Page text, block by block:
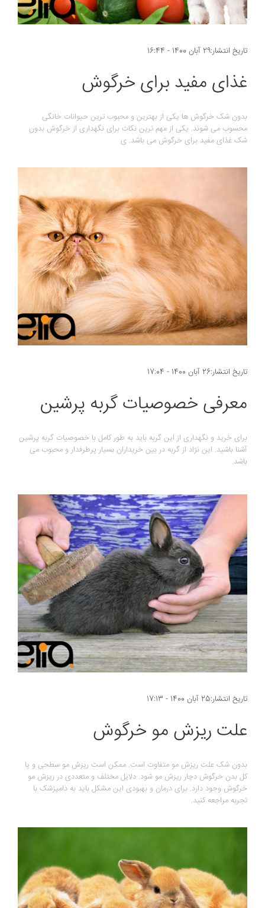
تاریخ انتشار:29 آبان 1400 - 16:44
غذای مفید برای خرگوش
بدون شک خرگوش ها یکی از بهترین و محبوب ترین حیوانات خانگی
محسوب می شوند. یکی از مهم ترین نکات برای نگهداری از خرگوش بدون
شک غذای مفید برای خرگوش می باشد. ی
تاریخ انتشار:26 آبان 1400 - 17:04
معرفی خصوصیات گربه پرشین
برای خرید و نگهداری از این گربه باید به طور کامل با خصوصیات گربه پرشین
آشنا باشید. این نژاد از گربه در بین خریداران بسیار پرطرفدار و محبوب می
باشد.
تاریخ انتشار:25 آبان 1400 - 17:13
علت ریزش مو خرگوش
بدون شک علت ریزش مو متفاوت است. ممکن است ریزش مو سطحی و یا
کل بدن خرگوش دچار ریزش مو شود. دلایل مختلف و متعددی در ریزش مو
خرگوش وجود دارد. برای درمان و بهبودی این مشکل باید به دامپزشک با
تجربه مراجعه کنید.